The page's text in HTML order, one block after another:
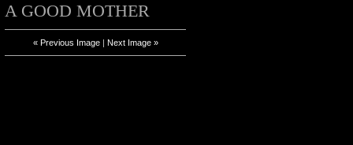
A GOOD MOTHER
« Previous Image| Next Image »